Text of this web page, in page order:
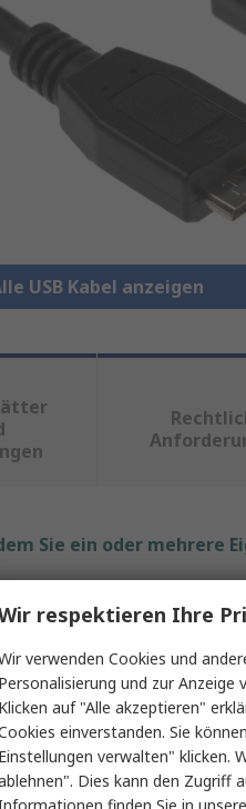
USB Kabel anzeigen
Sie ein oder mehrere
Typ
A
respektieren Ihre
verwenden Cookies und
Personalisierung und zur
Klicken auf "Alle akzeptieren"
einverstanden. Sie
Einstellungen verwalten" klicken.
Dies kann den Zugriff
finden Sie in